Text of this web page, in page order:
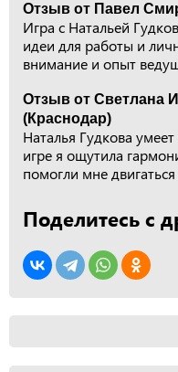
Отзыв от Павел
Игра с Натальей
идеи для работы и
внимание и опыт
Отзыв от Светлана
(Краснодар)
Наталья Гудкова
игре я ощутила
помогли мне
Поделитесь с